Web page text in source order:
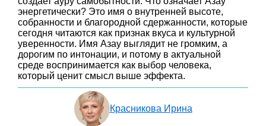
энергетически? Это имя о внутренней высоте,
собранности и благородной сдержанности, которые
сегодня читаются как признак вкуса и культурной
уверенности. Имя Азау выглядит не громким, а
дорогим по интонации, и потому в актуальной
среде воспринимается как выбор человека,
который ценит смысл выше эффекта.
Красникова Ирина